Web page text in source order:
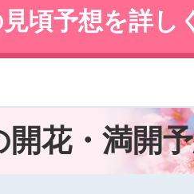
頃予想を詳し
開花・満開